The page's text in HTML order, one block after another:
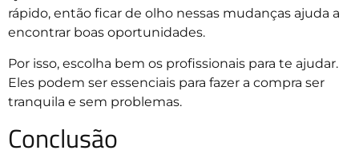
rápido, então ficar de olho nessas mudanças ajuda a
encontrar boas oportunidades.
Por isso, escolha bem os profissionais para te ajudar.
Eles podem ser essenciais para fazer a compra ser
tranquila e sem problemas.
Conclusão